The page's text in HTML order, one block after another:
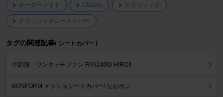
オーダーメイド Clazzio クラッツィオ
クラッツィオシートカバー
タグの関連記事( シートカバー )
空調服 ワンタッチファン FAN2400/ HIRO!!
BONFORM メッシュシートカバー/ なおポン